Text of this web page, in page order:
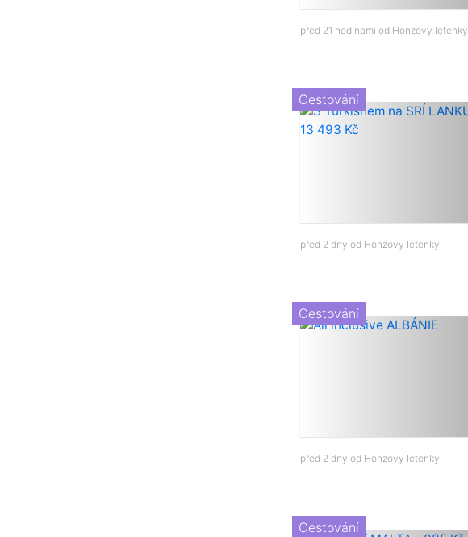
před 21 hodinami od Honzovy letenky
Cestování
před 2 dny od Honzovy letenky
Cestování
před 2 dny od Honzovy letenky
Cestování